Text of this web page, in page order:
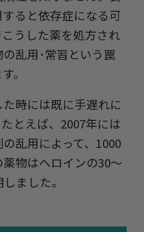
ると依存症になる可
うした薬を処方され
乱用･常習という罠
。
時には既に手遅れに
とえば、2007年には
乱用によって、1000
物はヘロインの30～
ました。